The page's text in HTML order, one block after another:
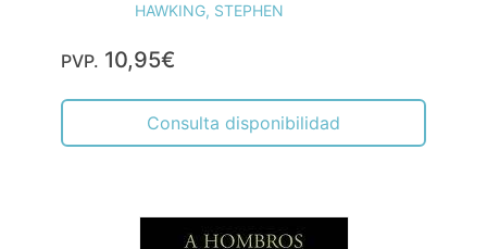
HAWKING, STEPHEN
PVP. 10,95€
Consulta disponibilidad